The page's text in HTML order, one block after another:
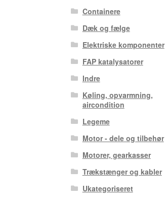
Containere
Dæk og fælge
Elektriske komponenter
FAP katalysatorer
Indre
Køling, opvarmning,
aircondition
Legeme
Motor - dele og tilbehør
Motorer, gearkasser
Trækstænger og kabler
Ukategoriseret